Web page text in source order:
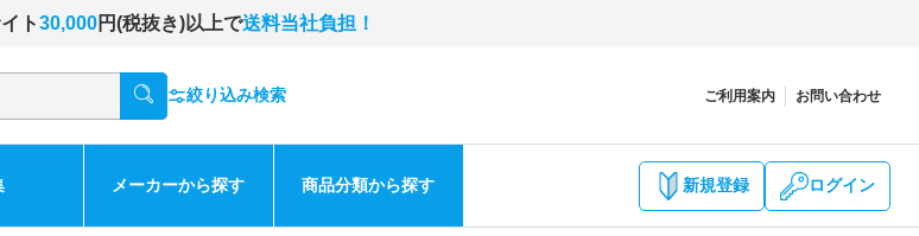
ト30,000円(税抜き)以上で送料当社負担！
絞り込み検索 ご利用案内 お問い合わせ
メーカーから探す 商品分類から探す 新規登録 ログイン